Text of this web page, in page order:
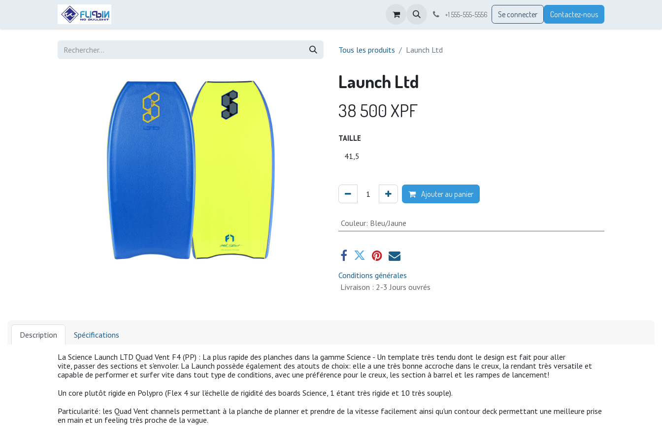
+1 555-555-5556 Se connecter Contactez-nous
Tous les produits Launch Ltd
Launch Ltd
38 500 XPF
TAILLE
Ajouter au panier
Couleur: Bleu/Jaune
Conditions générales
Livraison : 2-3 Jours ouvrés
Description Spécifications
La Science Launch LTD Quad Vent F4 (PP) : La plus rapide des planches dans la gamme Science - Un template très tendu dont le design est fait pour aller
vite, passer des sections et s'envoler. La Launch possède également des atouts de choix: elle a une très bonne accroche dans le creux, la rendant très versatile et
capable de performer et surfer vite dans tout type de conditions, avec une préférence pour le creux, les section à barrel et les rampes de lancement!
Un core plutôt rigide en Polypro (Flex 4 sur l'échelle de rigidité des boards Science, 1 étant très rigide et 10 très souple).
Particularité: les Quad Vent channels permettant à la planche de planner et prendre de la vitesse facilement ainsi qu'un contour deck permettant une meilleure prise
en main et un feeling très proche de la vague.